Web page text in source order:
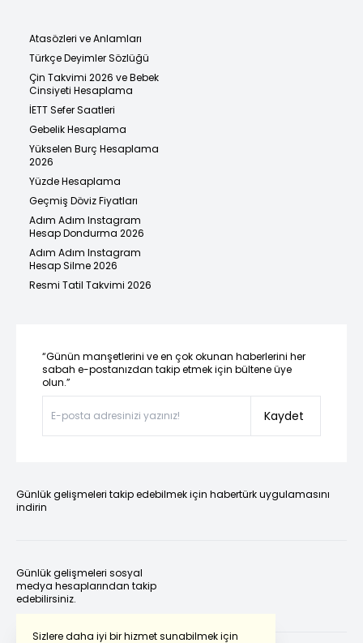
Sizlere daha iyi bir hizmet sunabilmek için
Atasözleri ve Anlamları
Türkçe Deyimler Sözlüğü
Çin Takvimi 2026 ve Bebek
Cinsiyeti Hesaplama
İETT Sefer Saatleri
Gebelik Hesaplama
Yükselen Burç Hesaplama
2026
Yüzde Hesaplama
Geçmiş Döviz Fiyatları
Adım Adım Instagram
Hesap Dondurma 2026
Adım Adım Instagram
Hesap Silme 2026
Resmi Tatil Takvimi 2026
“Günün manşetlerini ve en çok okunan haberlerini her
sabah e-postanızdan takip etmek için bültene üye
olun.”
Kaydet
Günlük gelişmeleri takip edebilmek için habertürk uygulamasını
indirin
Günlük gelişmeleri sosyal
medya hesaplarından takip
edebilirsiniz.